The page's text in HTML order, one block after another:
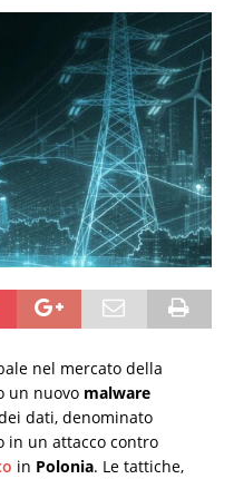
nel mercato della
un nuovo malware
dati, denominato
in un attacco contro
in Polonia. Le tattiche,